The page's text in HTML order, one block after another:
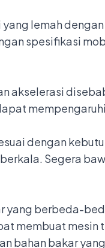
lemah
spesifikasi
akselerasi
dengan
Segera
berbeda-
membuat
bahan bakar